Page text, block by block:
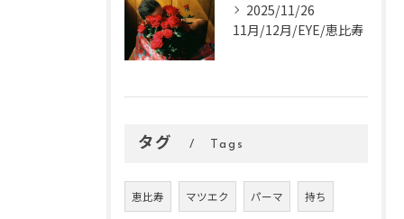
2025/11/26
11月/12月/EYE/恵比寿
タグ Tags
恵比寿 マツエク パーマ 持ち